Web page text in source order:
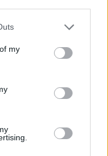
one or more Google
You may click to
third-party tags to
in below Google
my
az
Ez nemcsak a
segíti őket...